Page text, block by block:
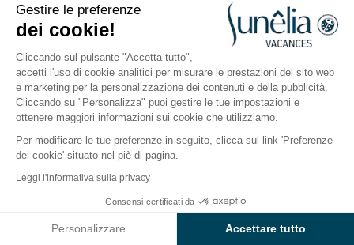
Gestire le preferenze
dei cookie!
Cliccando sul pulsante "Accetta tutto",
accetti l'uso di cookie analitici per misurare le prestazioni del sito web
e marketing per la personalizzazione dei contenuti e della pubblicità.
Cliccando su "Personalizza" puoi gestire le tue impostazioni e
ottenere maggiori informazioni sui cookie che utilizziamo.
Per modificare le tue preferenze in seguito, clicca sul link 'Preferenze
dei cookie' situato nel piè di pagina.
Leggi l'informativa sulla privacy
Consensi certificati da
Personalizzare Accettare tutto
Vosgi, Bussang
Aperto tutto l'anno
Il campeggio Alloggi Attività Intorno all'acqua
Controlla prezzi e disponibilità
Affitto mobil-home e chalet a
Bussang nei Vosgi
Gli alloggi del campeggio
Sunêlia Domaine de Champé